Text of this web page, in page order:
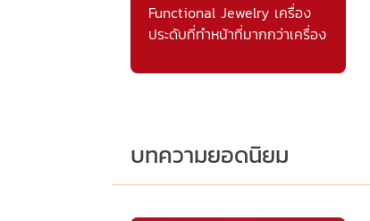
Functional Jewelry เครื่อง
ประดับที่ทำหน้าที่มากกว่าเครื่อง
บทความยอดนิยม